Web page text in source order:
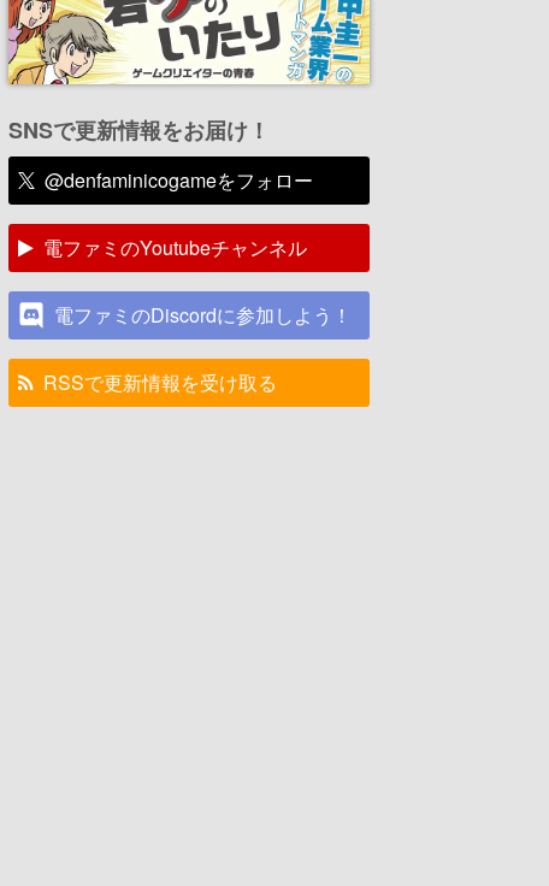
SNSで更新情報をお届け！
@denfaminicogameをフォロー
電ファミのYoutubeチャンネル
電ファミのDiscordに参加しよう！
RSSで更新情報を受け取る